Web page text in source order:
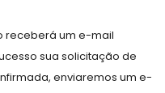
receberá um e-mail
sua solicitação de
enviaremos um e-